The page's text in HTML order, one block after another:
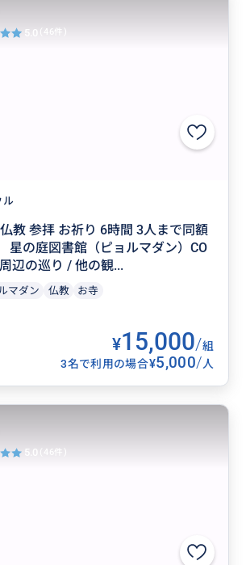
ル
仏教 参拝 お祈り 6時間 3人まで同額
星の庭図書館（ピョルマダン）CO
辺の巡り / 他の観...
マダン 仏教 お寺
¥15,000/組
3名で利用の場合¥5,000/人
5.0 (46件)
5.0 (46件)